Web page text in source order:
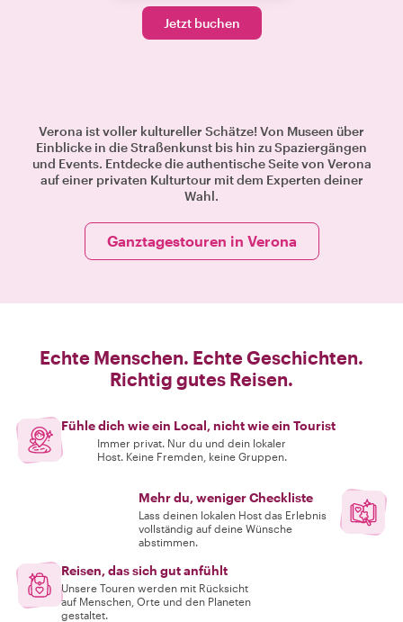
Jetzt buchen
Verona ist voller kultureller Schätze! Von Museen über
Einblicke in die Straßenkunst bis hin zu Spaziergängen
und Events. Entdecke die authentische Seite von Verona
auf einer privaten Kulturtour mit dem Experten deiner
Wahl.
Ganztagestouren in Verona
Echte Menschen. Echte Geschichten.
Richtig gutes Reisen.
Fühle dich wie ein Local, nicht wie ein Tourist
Immer privat. Nur du und dein lokaler
Host. Keine Fremden, keine Gruppen.
Mehr du, weniger Checkliste
Lass deinen lokalen Host das Erlebnis
vollständig auf deine Wünsche
abstimmen.
Reisen, das sich gut anfühlt
Unsere Touren werden mit Rücksicht
auf Menschen, Orte und den Planeten
gestaltet.